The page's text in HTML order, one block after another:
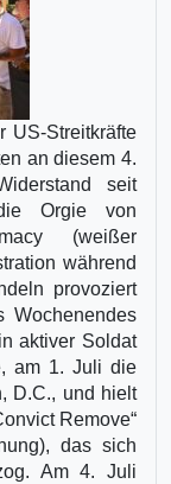
US-Streitkräfte
an diesem 4.
seit
Orgie von
(weißer
während
provoziert
Wochenendes
aktiver Soldat
am 1. Juli die
D.C., und hielt
Remove“
das sich
Am 4. Juli